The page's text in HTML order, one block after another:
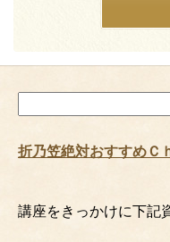
索
折乃笠絶対おすすめＣ
講座をきっかけに下記